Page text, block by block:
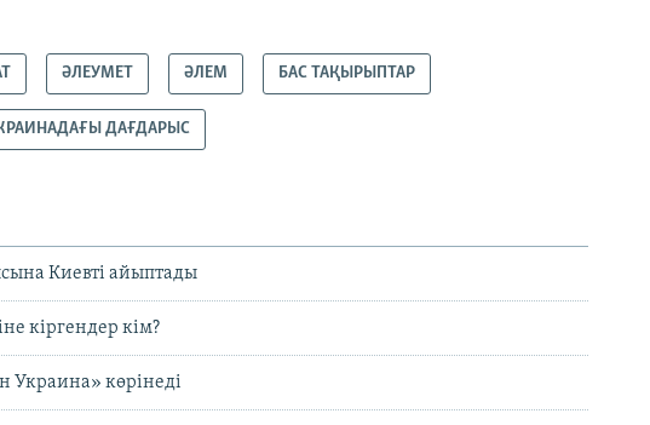
ӘЛЕУМЕТ ӘЛЕМ БАС ТАҚЫРЫПТАР
ДАҒДАРЫС
Киевті айыптады
кіргендер кім?
Украина» көрінеді